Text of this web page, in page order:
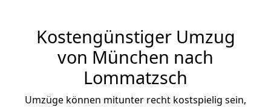
Kostengünstiger Umzug
von München nach
Lommatzsch
Umzüge können mitunter recht kostspielig sein,